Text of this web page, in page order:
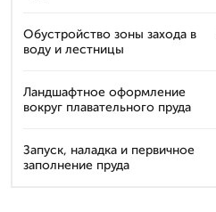
Обустройство зоны захода в
воду и лестницы
Ландшафтное оформление
вокруг плавательного пруда
Запуск, наладка и первичное
заполнение пруда